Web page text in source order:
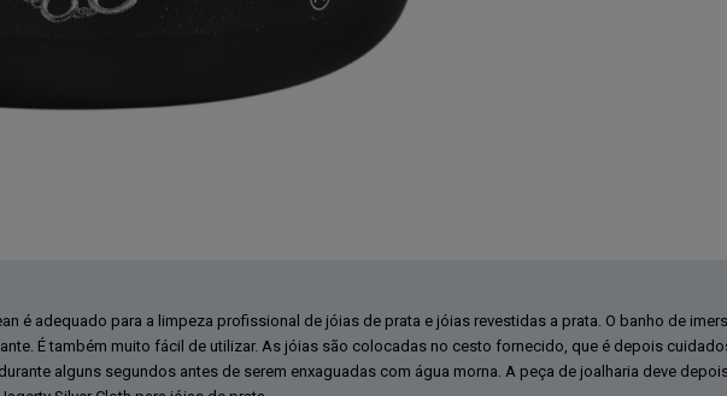
é adequado para a limpeza profissional de jóias de prata e jóias revestidas a prata. O banho de
É também muito fácil de utilizar. As jóias são colocadas no cesto fornecido, que é depois
alguns segundos antes de serem enxaguadas com água morna. A peça de joalharia deve